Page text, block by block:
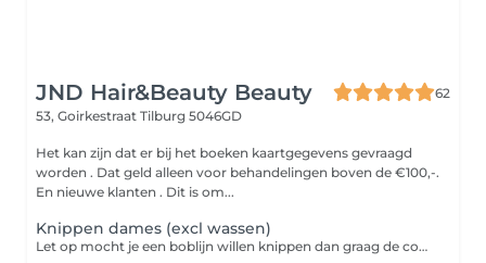
JND Hair&Beauty Beauty
62
53, Goirkestraat Tilburg 5046GD
Het kan zijn dat er bij het boeken kaartgegevens gevraagd
worden . Dat geld alleen voor behandelingen boven de €100,-.
En nieuwe klanten . Dit is om...
Knippen dames (excl wassen)
Let op mocht je een boblijn willen knippen dan graag de combinatie behandeling: wassen/Knippen/Model drogen selecteren. Indien alleen een knipbeurt geselecteerd en bij aankomt bij de salon zit er product in het haar dan zal er een wasbeurt in rekening gebracht worden.